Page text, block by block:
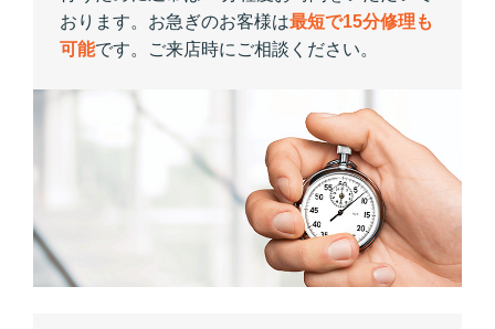
おります。お急ぎのお客様は最短で15分修理も
可能です。ご来店時にご相談ください。